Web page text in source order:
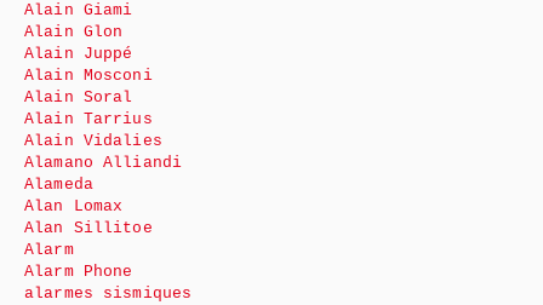
Alain Giami
Alain Glon
Alain Juppé
Alain Mosconi
Alain Soral
Alain Tarrius
Alain Vidalies
Alamano Alliandi
Alameda
Alan Lomax
Alan Sillitoe
Alarm
Alarm Phone
alarmes sismiques